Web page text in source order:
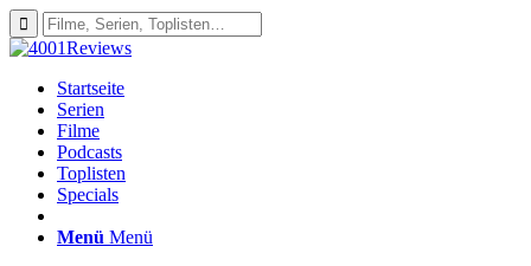
Startseite
Serien
Filme
Podcasts
Toplisten
Specials
Menü Menü